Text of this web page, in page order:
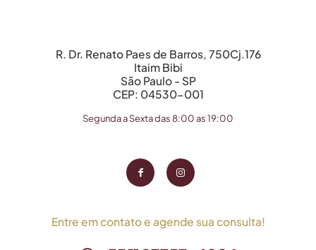
R. Dr. Renato Paes de Barros, 750Cj.176
Itaim Bibi
São Paulo - SP
CEP: 04530-001
Segunda a Sexta das 8:00 as 19:00
Entre em contato e agende sua consulta!